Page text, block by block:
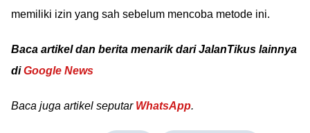
memiliki izin yang sah sebelum mencoba metode ini.
Baca artikel dan berita menarik dari JalanTikus lainnya
diGoogle News
Baca juga artikel seputar WhatsApp.